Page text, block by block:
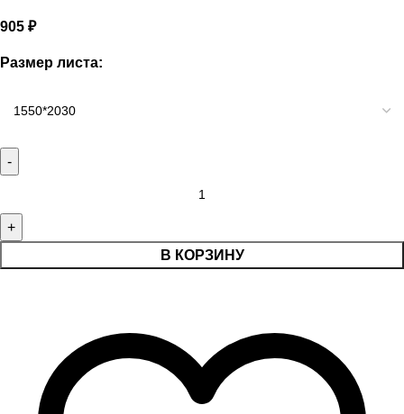
905 ₽
Размер листа:
В КОРЗИНУ